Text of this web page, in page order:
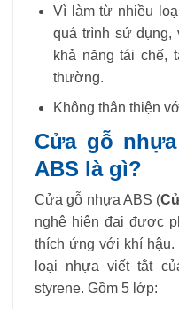
Vì làm từ nhiều
quá trình sử dụng,
khả năng tái chế,
thường.
Không thân thiện
Cửa gỗ
ABS là gì?
Cửa gỗ nhựa ABS (
nghệ hiện đại được
thích ứng với khí
loại nhựa viết tắt
styrene. Gồm 5 lớp: